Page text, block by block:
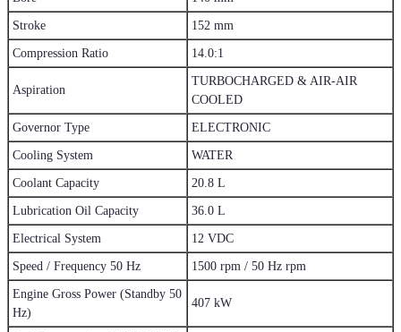
Stroke 152 mm
Compression Ratio 14.0:1
Aspiration
TURBOCHARGED & AIR-AIR
COOLED
Governor Type ELECTRONIC
Cooling System WATER
Coolant Capacity 20.8 L
Lubrication Oil Capacity 36.0 L
Electrical System 12 VDC
Speed / Frequency 50 Hz 1500 rpm / 50 Hz rpm
Engine Gross Power (Standby 50
Hz)
407 kW